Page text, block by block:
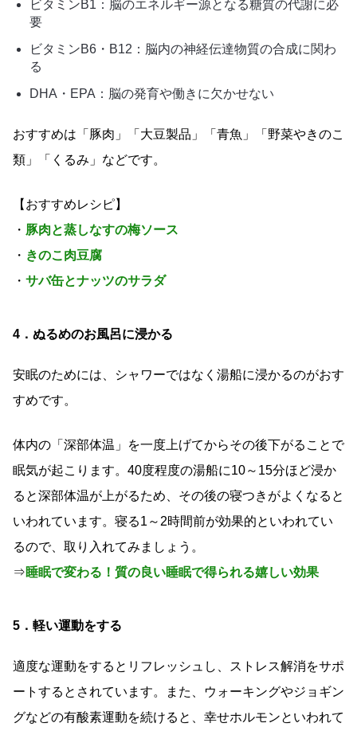
ビタミンB1：脳のエネルギー源となる糖質の代謝に必
要
ビタミンB6・B12：脳内の神経伝達物質の合成に関わ
る
DHA・EPA：脳の発育や働きに欠かせない
おすすめは「豚肉」「大豆製品」「青魚」「野菜やきのこ
類」「くるみ」などです。
【おすすめレシピ】
・ 豚肉と蒸しなすの梅ソース
・ きのこ肉豆腐
・ サバ缶とナッツのサラダ
4．ぬるめのお風呂に浸かる
安眠のためには、シャワーではなく湯船に浸かるのがおす
すめです。
体内の「深部体温」を一度上げてからその後下がることで
眠気が起こります。40度程度の湯船に10～15分ほど浸か
ると深部体温が上がるため、その後の寝つきがよくなると
いわれています。寝る1～2時間前が効果的といわれてい
るので、取り入れてみましょう。
⇒睡眠で変わる！質の良い睡眠で得られる嬉しい効果
5．軽い運動をする
適度な運動をするとリフレッシュし、ストレス解消をサポ
ートするとされています。また、ウォーキングやジョギン
グなどの有酸素運動を続けると、幸せホルモンといわれて